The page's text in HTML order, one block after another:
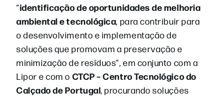
“identificação de oportunidades de melhoria
ambiental e tecnológica, para contribuir para
o desenvolvimento e implementação de
soluções que promovam a preservação e
minimização de resíduos”, em conjunto com a
Lipor e com o CTCP – Centro Tecnológico do
Calçado de Portugal, procurando soluções